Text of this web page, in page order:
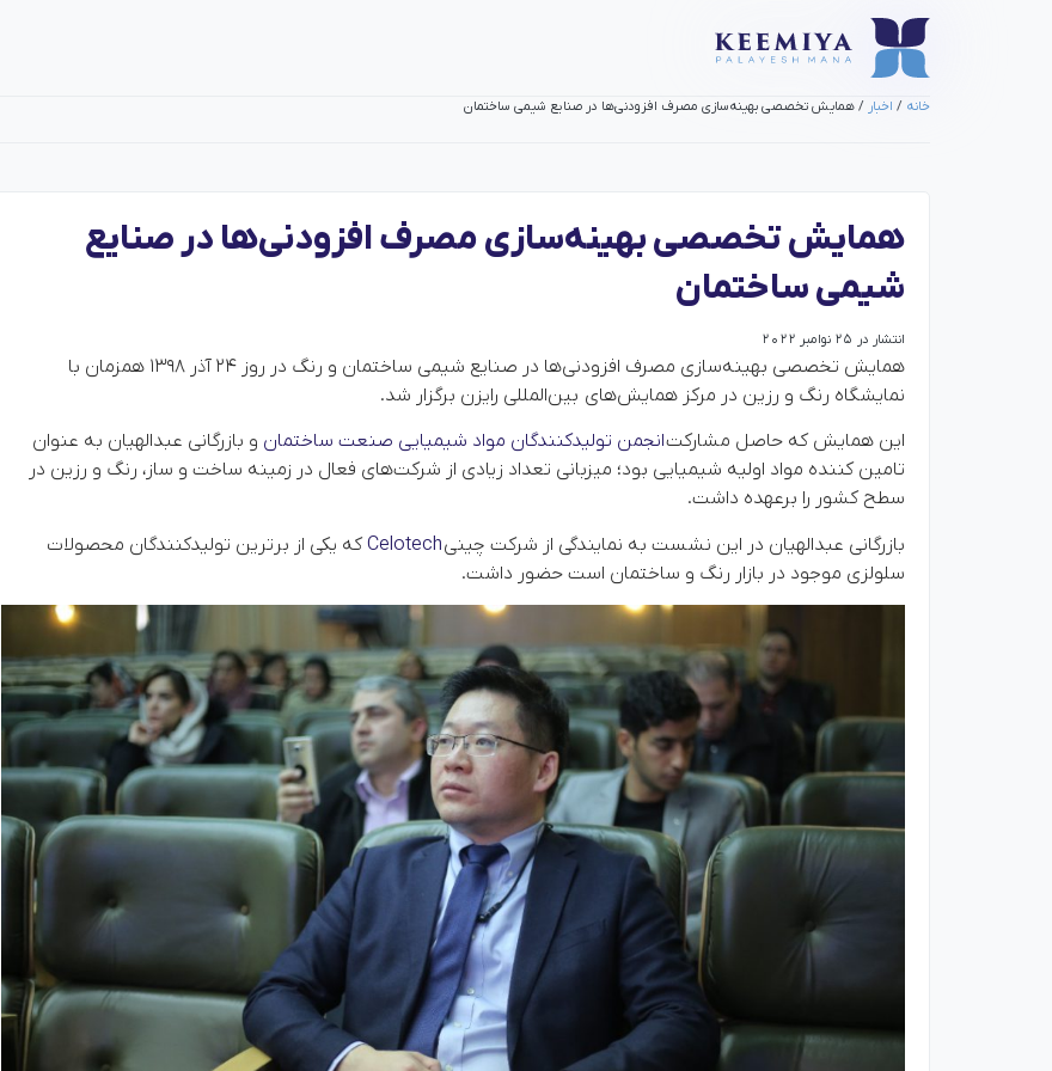
خانه / اخبار / همایش تخصصی بهینه‌سازی مصرف افزودنی‌ها در صنایع شیمی ساختمان
همایش تخصصی بهینه‌سازی مصرف افزودنی‌ها در صنایع
شیمی ساختمان
انتشار در 25 نوامبر 2022
همایش تخصصی بهینه‌سازی مصرف افزودنی‌ها در صنایع شیمی ساختمان و رنگ در روز 24 آذر 1398 همزمان با
نمایشگاه رنگ و رزین در مرکز همایش‌های بین‌المللی رایزن برگزار شد.
این همایش که حاصل مشارکتانجمن تولیدکنندگان مواد شیمیایی صنعت ساختمان و بازرگانی عبدالهیان به عنوان
تامین کننده مواد اولیه شیمیایی بود؛ میزبانی تعداد زیادی از شرکت‌های فعال در زمینه ساخت‌ و ساز، رنگ و رزین در
سطح کشور را برعهده داشت.
بازرگانی عبدالهیان در این نشست به نمایندگی از شرکت چینیCelotechکه یکی از برترین تولیدکنندگان محصولات
سلولزی موجود در بازار رنگ و ساختمان است حضور داشت.